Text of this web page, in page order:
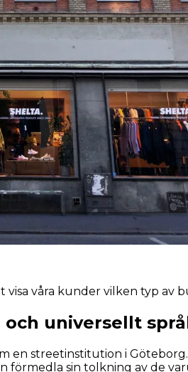
våra kunder vilken typ av
universellt
en streetinstitution i
förmedla sin tolkning av de